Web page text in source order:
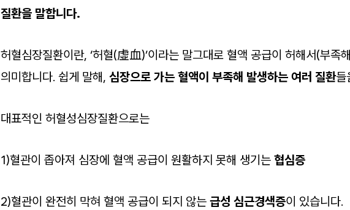
질환을 말합니다.
허혈심장질환이란, ‘허혈(虛血)’이라는 말그대로 혈액 공급이 허해서(부족
의미합니다. 쉽게 말해, 심장으로 가는 혈액이 부족해 발생하는 여러 질환들
대표적인 허혈성심장질환으로는
1)혈관이 좁아져 심장에 혈액 공급이 원활하지 못해 생기는 협심증
2)혈관이 완전히 막혀 혈액 공급이 되지 않는 급성 심근경색증이 있습니다.